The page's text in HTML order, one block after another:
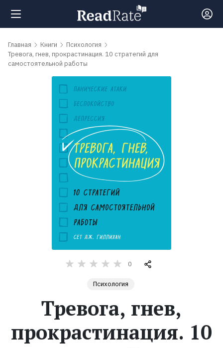
Поиск
обсуждаемые
Экранизации
Коллекции
Главная Книги
Психология
Тревога, гнев, прокрастинация. 10 стратегий для
самостоятельной работы
0
Психология
Тревога, гнев,
прокрастинация. 10